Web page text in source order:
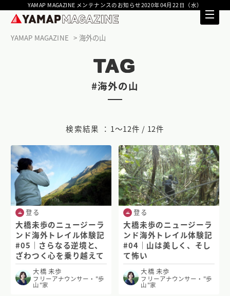
YAMAP MAGAZINE メンテナンスのお知らせ2020年04月22日（水）
YAMAP MAGAZINE 海外の山
TAG
#海外の山
検索結果 ： 1〜12件 / 12件
登る
大橋未歩のニュージーラ
ンド海外トレイル体験記
#05｜さらなる逆境と、
ざわつく心を乗り越えて
大橋 未歩
フリーアナウンサー・"歩
山"家
登る
大橋未歩のニュージーラ
ンド海外トレイル体験記
#04｜山は美しく、そし
て怖い
大橋 未歩
フリーアナウンサー・"歩
山"家